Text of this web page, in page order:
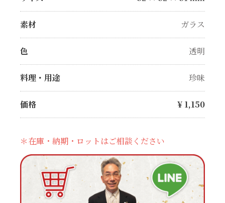
素材 ガラス
色 透明
料理・用途 珍味
価格 ¥ 1,150
＊在庫・納期・ロットはご相談ください